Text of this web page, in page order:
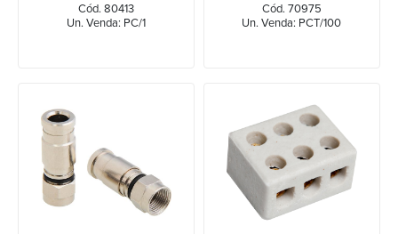
Cód. 80413
Un. Venda: PC/1
Cód. 70975
Un. Venda: PCT/100